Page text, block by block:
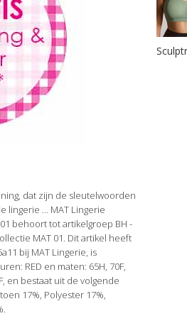
dat zijn de sleutelwoorden
lingerie ... MAT Lingerie
behoort tot artikelgroep BH -
MAT 01. Dit artikel heeft
bij MAT Lingerie, is
RED en maten: 65H, 70F,
en bestaat uit de volgende
17%, Polyester 17%,